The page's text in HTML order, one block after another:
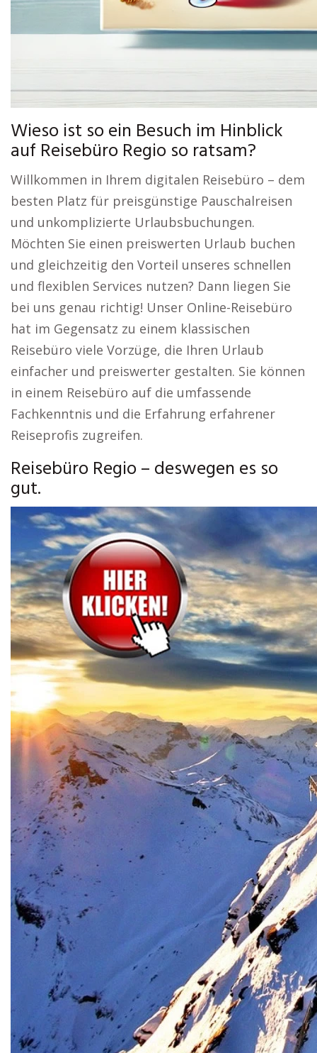
Wieso ist so ein Besuch im Hinblick
auf Reisebüro Regio so ratsam?
Willkommen in Ihrem digitalen Reisebüro – dem
besten Platz für preisgünstige Pauschalreisen
und unkomplizierte Urlaubsbuchungen.
Möchten Sie einen preiswerten Urlaub buchen
und gleichzeitig den Vorteil unseres schnellen
und flexiblen Services nutzen? Dann liegen Sie
bei uns genau richtig! Unser Online-Reisebüro
hat im Gegensatz zu einem klassischen
Reisebüro viele Vorzüge, die Ihren Urlaub
einfacher und preiswerter gestalten. Sie können
in einem Reisebüro auf die umfassende
Fachkenntnis und die Erfahrung erfahrener
Reiseprofis zugreifen.
Reisebüro Regio – deswegen es so
gut.